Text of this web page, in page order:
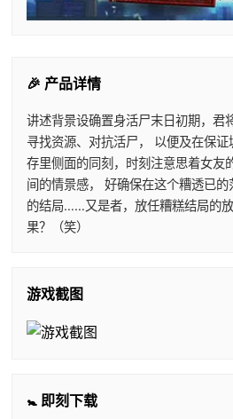
🎉 产品详情
讲述背景设确置身活尸末日初期，君
寻找资源、对抗活尸， 以便及在保
存里侧面的同刻，时刻注意思着女友
间的情景感， 好确保在这个糟透已
的结局……又是者，放任糟糕结局的
果？（笑）
游戏截图
🚼 即刻下载